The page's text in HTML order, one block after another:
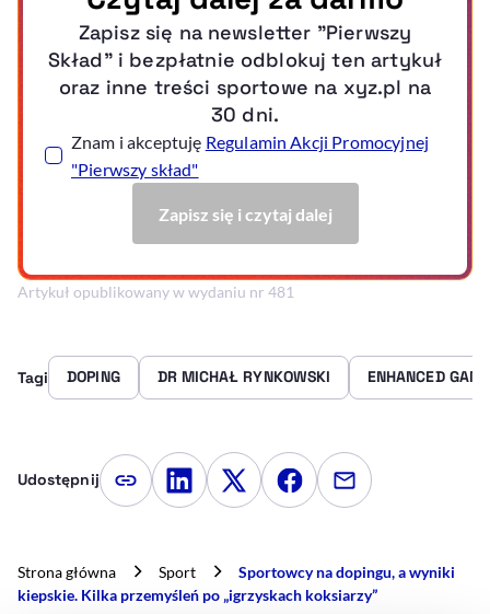
Artykuł opublikowany w wydaniu nr 481
Tagi DOPING DR MICHAŁ RYNKOWSKI ENHANCED
Udostępnij Kopiuj link artykułu
Udostępnij na LinkedIn
Udostępnij na Twitterze
Udostępnij na
Udostępnij
Strona główna Sport
Sportowcy na dopingu, a wyniki
kiepskie. Kilka przemyśleń po „igrzyskach koksiarzy”